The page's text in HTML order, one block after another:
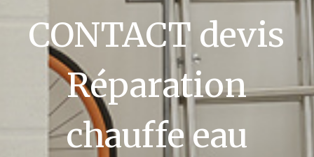
CONTACT devis
Réparation
chauffe eau